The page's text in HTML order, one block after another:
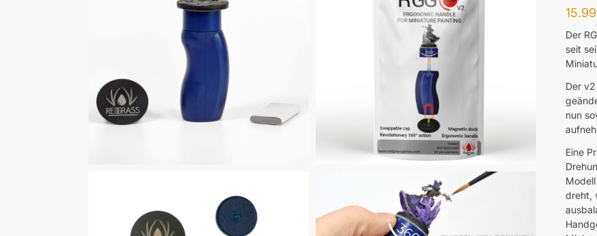
Der
seit
Der
nun
Eine
dreht,